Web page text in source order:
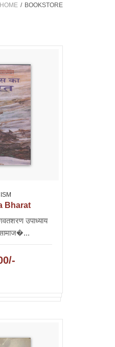
HOME BOOKSTORE
Bharat
उपाध्याय